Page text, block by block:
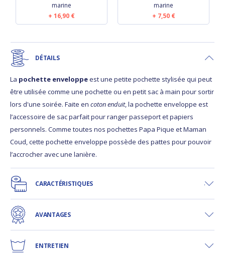
marine
16,90 €
marine
7,50 €
DÉTAILS
La pochette enveloppeest une petite pochette stylisée qui peut
être utilisée comme une pochette ou en petit sac à main pour sortir
lors d'une soirée. Faite en coton enduit, la pochette enveloppe est
l’accessoire de sac parfait pour ranger passeport et papiers
personnels. Comme toutes nos pochettes Papa Pique et Maman
Coud, cette pochette enveloppe possède des pattes pour pouvoir
l’accrocher avec une lanière.
CARACTÉRISTIQUES
AVANTAGES
ENTRETIEN